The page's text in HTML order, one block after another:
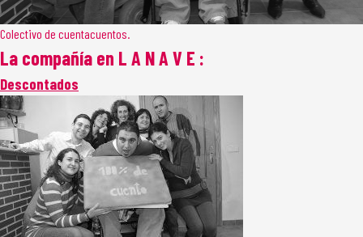
Colectivo de cuentacuentos.
La compañía en L A N A V E :
Descontados